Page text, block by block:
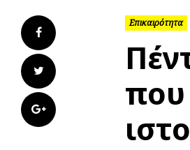
Facebook
Twitter
Google+
Επικαιρότητα
που